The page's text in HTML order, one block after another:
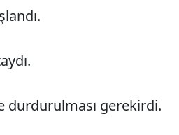
durdurulması gerekirdi.